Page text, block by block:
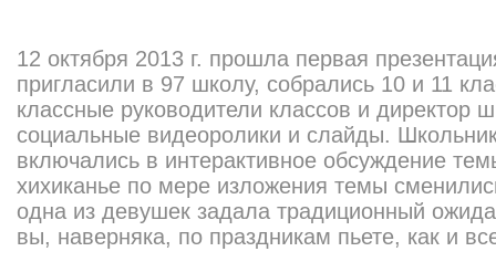
12 октября 2013 г. прошла первая
пригласили в 97 школу, собрались 10 и 11
классные руководители классов и директор
социальные видеоролики и слайды.
включались в интерактивное обсуждение
хихиканье по мере изложения темы
одна из девушек задала традиционный
вы, наверняка, по праздникам пьете, как и